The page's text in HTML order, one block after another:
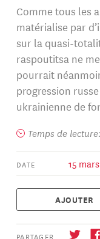
Comme tous les
matérialise par
sur la quasi-
raspoutitsa ne
pourrait
progression
ukrainienne de
Temps de
DATE 15
AJOUTER
PARTAGER